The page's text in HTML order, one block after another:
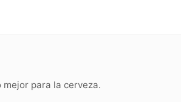
para la cerveza.